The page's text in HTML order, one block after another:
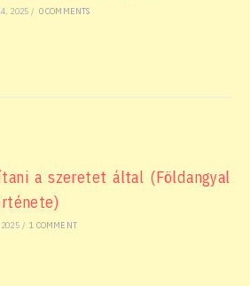
2025 / 0 COMMENTS
a szeretet által (Földangyal
/ 1 COMMENT